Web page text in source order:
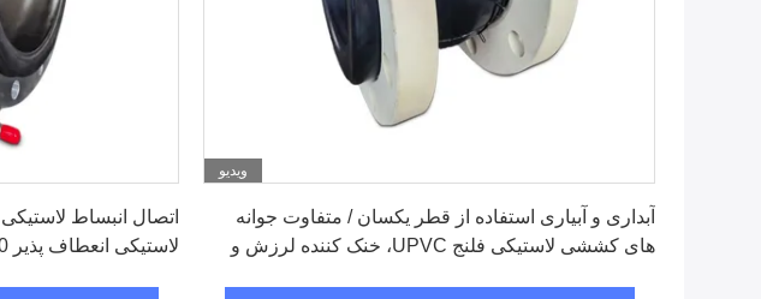
ویدیو
آبداری و آبیاری استفاده از قطر یکسان / متفاوت جوانه
های کششی لاستیکی فلنج UPVC، خنک کننده لرزش و
اتصال انبساط